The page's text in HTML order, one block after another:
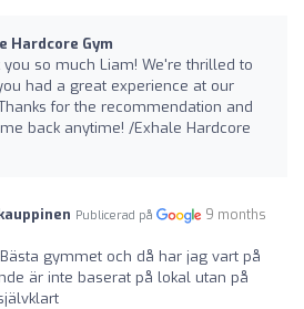
Hardcore Gym
you so much Liam! We're thrilled to
had a great experience at our
for the recommendation and
back anytime! /Exhale Hardcore
Publicerad på
9 months
Bästa gymmet och då har jag vart på
är inte baserat på lokal utan på